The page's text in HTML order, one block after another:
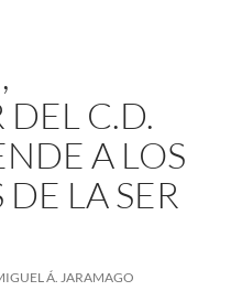
C.D.
A LOS
LA SER
Á. JARAMAGO